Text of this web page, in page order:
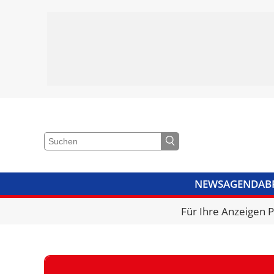
NEWSAGENDA
VIDEOSBIBLIOTHEK
Für Ihre Anzeigen